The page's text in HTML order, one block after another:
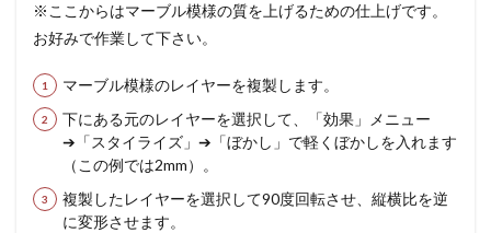
※ここからはマーブル模様の質を上げるための仕上げです。
お好みで作業して下さい。
マーブル模様のレイヤーを複製します。
下にある元のレイヤーを選択して、「効果」メニュー
➔「スタイライズ」➔「ぼかし」で軽くぼかしを入れます
（この例では2mm）。
複製したレイヤーを選択して90度回転させ、縦横比を逆
に変形させます。